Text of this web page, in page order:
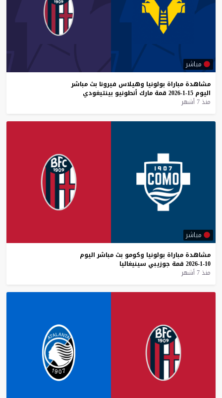
مباشر
مشاهدة مباراة بولونيا وهيلاس فيرونا بث مباشر
اليوم 15-1-2026 قمة مارك أنطونيو بينتيغودي
منذ 7 أشهر
مباشر
مشاهدة مباراة بولونيا وكومو بث مباشر اليوم
10-1-2026
قمة جوزيبي سينيغاليا
منذ 7 أشهر